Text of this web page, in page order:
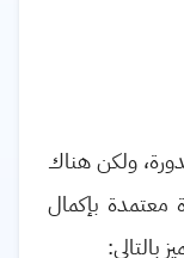
ولكن هناك
معتمدة بإكمال